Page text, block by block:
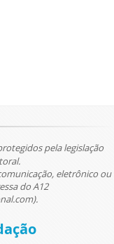
pela legislação
eletrônico ou
do A12